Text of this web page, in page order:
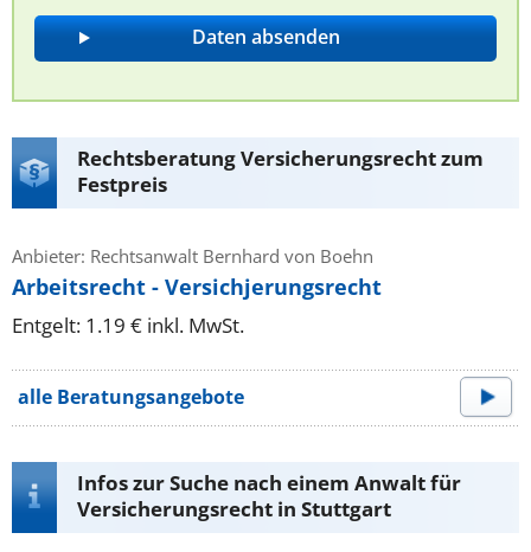
Rechtsberatung Versicherungsrecht zum
Festpreis
Anbieter: Rechtsanwalt Bernhard von Boehn
Arbeitsrecht - Versichjerungsrecht
Entgelt: 1.19 € inkl. MwSt.
alle Beratungsangebote
Infos zur Suche nach einem Anwalt für
Versicherungsrecht in Stuttgart